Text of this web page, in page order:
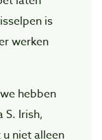
is
werken
hebben
Irish,
niet alleen